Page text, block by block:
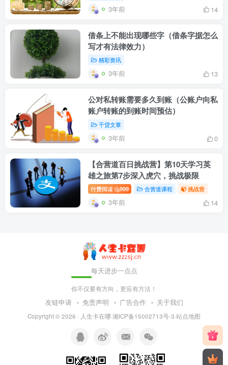
3年前 14
借条上不能出现哪些字（借条字据怎么
写才有法律效力）
精彩资讯
3年前 13
公对私转账需要多久到账（公账户向私
账户转账的到账时间预估）
干贷文章
3年前 0
【合营道百日挑战营】第10天学习英
雄之旅第7步深入虎穴，挑战极限
付费阅读 999 合营道课程 挑战营
3年前 14
每天进步一点点
你不仅要有方向，更应有方法！
友链申请 免责声明 广告合作 关于我们
Copyright © 2026 · 人生卡在哪·湘ICP备15002713号-3·站点地图